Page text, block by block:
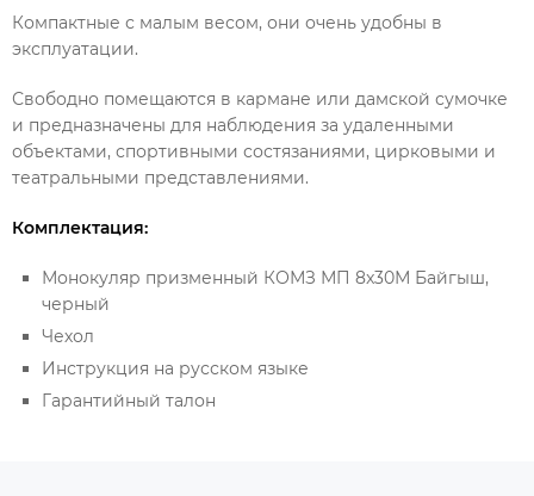
Компактные с малым весом, они очень удобны в
эксплуатации.
Свободно помещаются в кармане или дамской сумочке
и предназначены для наблюдения за удаленными
объектами, спортивными состязаниями, цирковыми и
театральными представлениями.
Комплектация:
Монокуляр призменный КОМЗ МП 8x30М Байгыш,
черный
Чехол
Инструкция на русском языке
Гарантийный талон